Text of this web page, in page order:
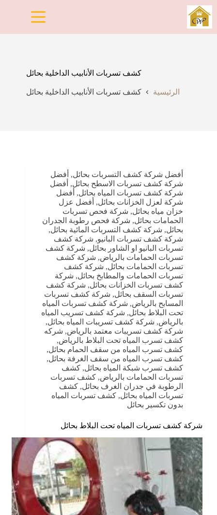
التجاوز
إلى
المحتوى
كشف تسربات الأنابيب الداخلية بحائل
الرئيسية كشف تسربات الأنابيب الداخلية بحائل
أفضل شركة كشف التسربات بحائل, أفضل
شركة كشف تسربات الاسطح بحائل, أفضل
شركة كشف تسربات المياه بحائل, أفضل
شركة لعزل الخزانات بحائل, أفضل عزل
خزان مياه بحائل, شركة فحص تسربات
الحمامات بحائل, شركة فحص رطوبة الجدران
بحائل, شركة كشف التسربات المائية بحائل,
شركة كشف تسربات البانيو, شركة كشف
تسربات البانيو او الشاور بحائل, شركة كشف
تسربات الحمامات بالرياض, شركة كشف
تسربات الحمامات بحائل, شركة كشف
تسربات الحمامات والمطابخ بحائل, شركة
كشف تسربات الخزانات بحائل, شركة كشف
تسربات السقف بحائل, شركة كشف تسربات
المسابح بالرياض, شركة كشف تسربات المياه
تحت البلاط بحائل, شركة كشف تسريب المياه
بالرياض, شركة كشف تسريبات المياه بحائل,
شركة كشف تسريبات معتمد بالرياض, شركه
كشف تسرب المياه تحت البلاط بالرياض,
كشف تسرب المياه من سقف الحمام بحائل,
كشف تسرب المياه من سقف الغرفة بحائل,
كشف تسرب شبكة المياه بحائل, كشف
تسربات الحمامات بالرياض, كشف تسربات
الرطوبة في جدران الغرف بحائل, كشف
تسربات المياه بحائل, كشف تسربات المياه
بدون تكسير بحائل
شركة كشف تسربات المياه تحت البلاط بحائل